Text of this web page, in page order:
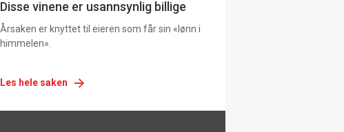
Disse vinene er usannsynlig billige
Årsaken er knyttet til eieren som får sin «lønn i
himmelen».
Les hele saken